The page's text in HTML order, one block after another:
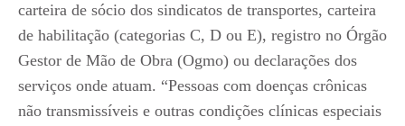
carteira de sócio dos sindicatos de transportes, carteira
de habilitação (categorias C, D ou E), registro no Órgão
Gestor de Mão de Obra (Ogmo) ou declarações dos
serviços onde atuam. “Pessoas com doenças crônicas
não transmissíveis e outras condições clínicas especiais